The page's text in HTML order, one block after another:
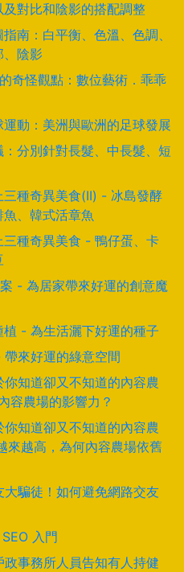
對比和陰影的搭配調整
南：白平衡、色溫、色調、
、陰影
奇怪觀點：數位藝術．乖乖
動：美洲與歐洲的足球發展
分別針對長髮、中長髮、短
三種奇異美食(II) - 冰島發酵
、韓式活章魚
三種奇異美食 - 鴨仔蛋、卡
- 為居家帶來好運的創意魔
- 為生活灑下好運的種子
來好運的綠意空間
知道卻又不知道的內容農
容農場的影響力？
知道卻又不知道的內容農
來越高，為何內容農場依舊
騙徒！如何避免網路交友
入門
事務所人員告知有人持健